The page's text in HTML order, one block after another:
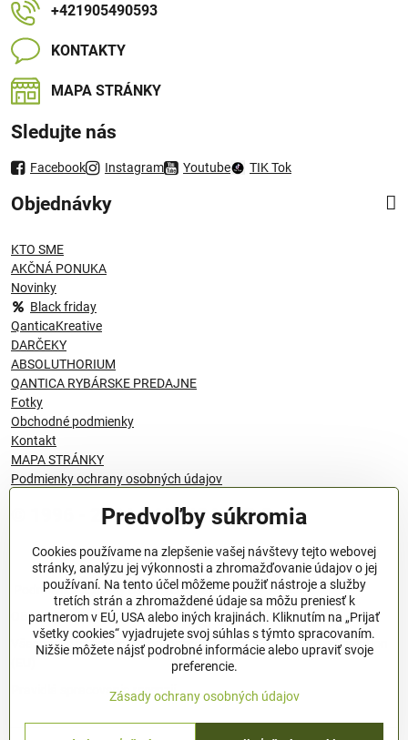
+421905490593
KONTAKTY
MAPA STRÁNKY
Sledujte nás
Facebook Instagram Youtube TIK Tok
Objednávky
KTO SME
AKČNÁ PONUKA
Novinky
Black friday
QanticaKreative
DARČEKY
ABSOLUTHORIUM
QANTICA RYBÁRSKE PREDAJNE
Fotky
Obchodné podmienky
Kontakt
MAPA STRÁNKY
Podmienky ochrany osobných údajov
© 1996 - 2024 QANTICA S.R.O
Podmienky ochrany osobných údajov
OBCHODNÉ PODMIENKY
Všeobecné nariadenie o bezpečnosti produktov (GPSR), Regulation
Pravidlá spracovania recenzií
Predvoľby súkromia
Cookies používame na zlepšenie vašej návštevy tejto webovej
stránky, analýzu jej výkonnosti a zhromažďovanie údajov o jej
používaní. Na tento účel môžeme použiť nástroje a služby
tretích strán a zhromaždené údaje sa môžu preniesť k
partnerom v EÚ, USA alebo iných krajinách. Kliknutím na „Prijať
všetky cookies“ vyjadrujete svoj súhlas s týmto spracovaním.
Nižšie môžete nájsť podrobné informácie alebo upraviť svoje
preferencie.
Zásady ochrany osobných údajov